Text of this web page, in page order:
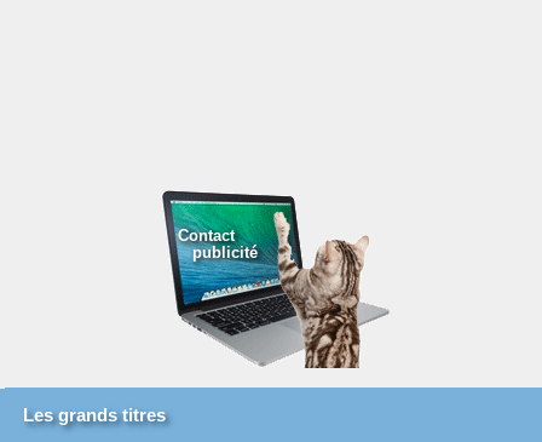
Contact
publicité
Les grands titres